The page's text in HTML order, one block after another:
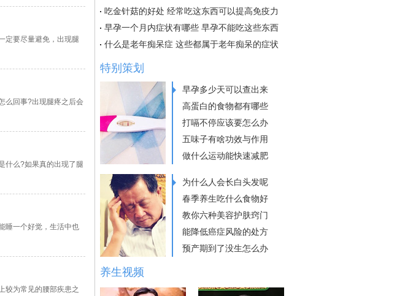
要尽量避免，出现腿
么回事?出现腿疼之后会
么?如果真的出现了腿
睡一个好觉，生活中也
为常见的腰部疾患之
吃金针菇的好处 经常吃这东西可以提高免疫力
早孕一个月内症状有哪些 早孕不能吃这些东西
什么是老年痴呆症 这些都属于老年痴呆的症状
特别策划
早孕多少天可以查出来
高蛋白的食物都有哪些
打嗝不停应该要怎么办
五味子有啥功效与作用
做什么运动能快速减肥
为什么人会长白头发呢
春季养生吃什么食物好
教你六种美容护肤窍门
能降低癌症风险的处方
预产期到了没生怎么办
养生视频